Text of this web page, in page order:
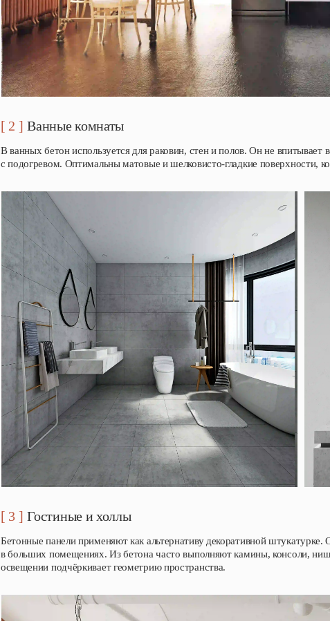
[ 2 ] Ванные комнаты
В ванных бетон используется для раковин, стен и полов. Он не
с подогревом. Оптимальны матовые и шелковисто-гладкие поверхности,
[ 3 ] Гостиные и холлы
Бетонные панели применяют как альтернативу декоративной
в больших помещениях. Из бетона часто выполняют камины, консоли,
освещении подчёркивает геометрию пространства.